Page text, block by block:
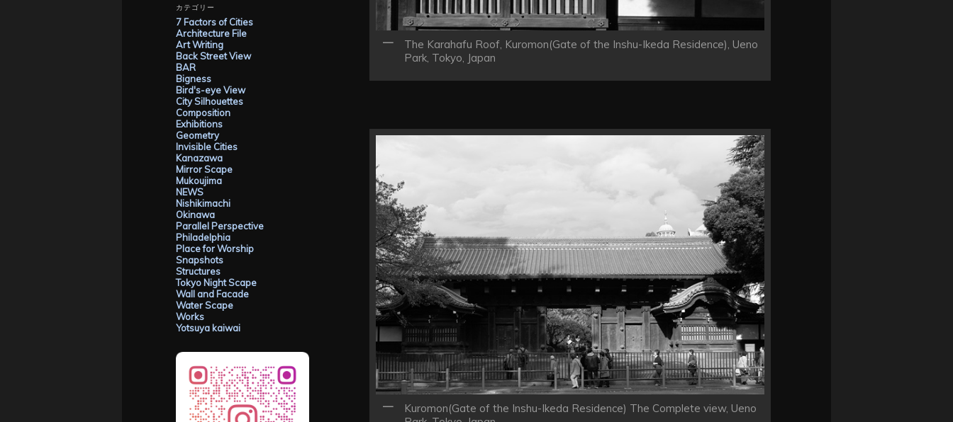
The Karahafu Roof, Kuromon(Gate of the Inshu-Ikeda Residence), Ueno
Park, Tokyo, Japan
Kuromon(Gate of the Inshu-Ikeda Residence) The Complete view, Ueno
イ
ブ
カテゴリー
7 Factors of Cities
Architecture File
Art Writing
Back Street View
BAR
Bigness
Bird's-eye View
City Silhouettes
Composition
Exhibitions
Geometry
Invisible Cities
Kanazawa
Mirror Scape
Mukoujima
NEWS
Nishikimachi
Okinawa
Parallel Perspective
Philadelphia
Place for Worship
Snapshots
Structures
Tokyo Night Scape
Wall and Facade
Water Scape
Works
Yotsuya kaiwai